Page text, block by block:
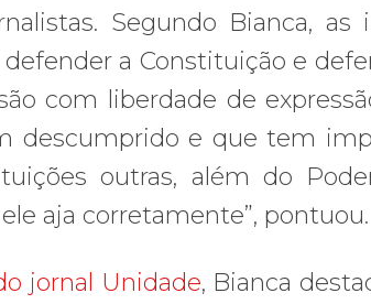
Segundo Bianca, as
a Constituição e
com liberdade de
descumprido e que tem
outras, além do
aja corretamente”, pontuou.
jornal Unidade, Bianca